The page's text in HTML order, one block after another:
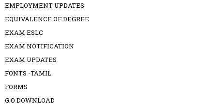
EMPLOYMENT UPDATES
EQUIVALENCE OF DEGREE
EXAM ESLC
EXAM NOTIFICATION
EXAM UPDATES
FONTS -TAMIL
FORMS
G.O DOWNLOAD